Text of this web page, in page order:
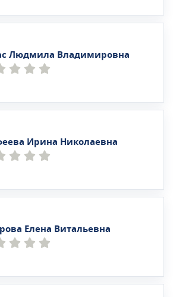
Людмила Владимировна
Ирина Николаевна
Елена Витальевна